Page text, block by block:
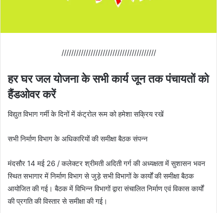
///////////////////////////////////////
हर घर जल योजना के सभी कार्य जून तक पंचायतों को
हैंडओवर करें
विद्युत विभाग गर्मी के दिनों में कंट्रोल रूम को हमेशा सक्रिय रखें
सभी निर्माण विभाग के अधिकारियों की समीक्षा बैठक संपन्न
मंदसौर 14 मई 26 / कलेक्टर श्रीमती अदिती गर्ग की अध्यक्षता में सुशासन भवन
स्थित सभागार में निर्माण विभाग से जुड़े सभी विभागों के कार्यों की समीक्षा बैठक
आयोजित की गई। बैठक में विभिन्न विभागों द्वारा संचालित निर्माण एवं विकास कार्यों
की प्रगति की विस्तार से समीक्षा की गई।